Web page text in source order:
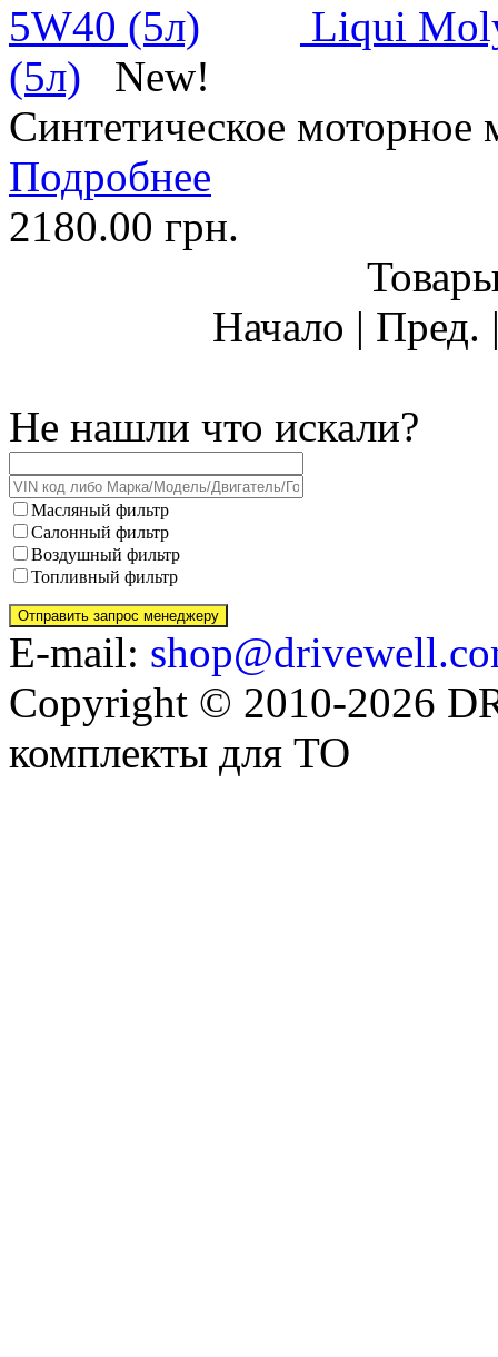
Liqui
(5л)
New!
Синтетическое моторное
Подробнее
2180.00 грн.
Начало | Пред.
Не нашли что искали?
Масляный фильтр
Салонный фильтр
Воздушный фильтр
Топливный фильтр
E-mail:
Copyright © 2010-2026
комплекты для ТО